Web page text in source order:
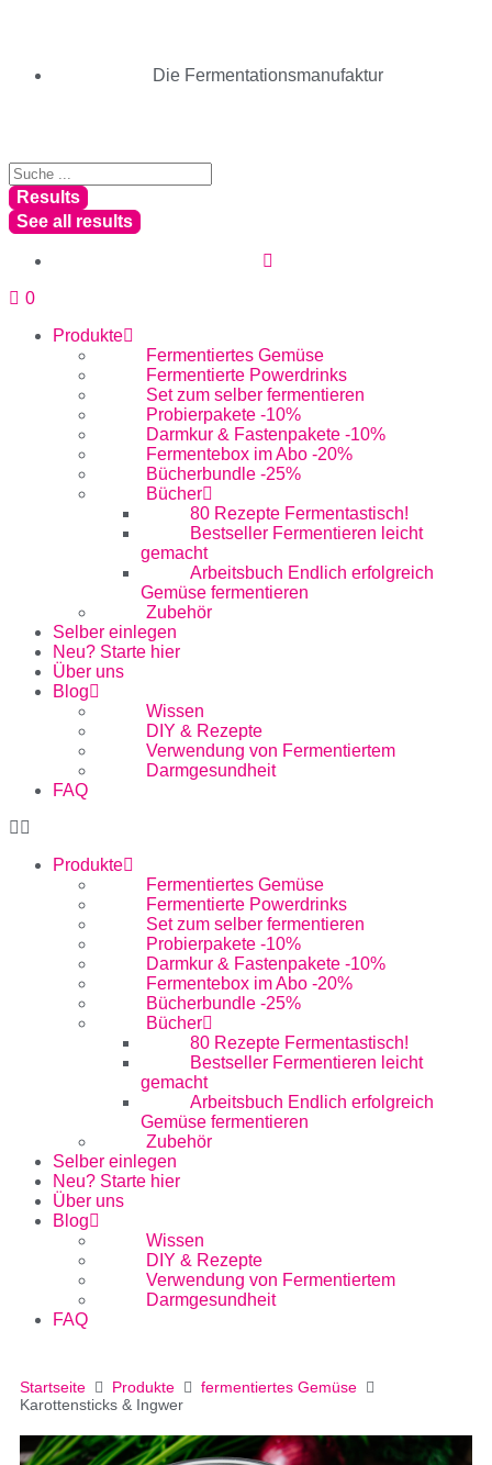
Die Fermentationsmanufaktur
Results
See all results
0
Produkte
Fermentiertes Gemüse
Fermentierte Powerdrinks
Set zum selber fermentieren
Probierpakete -10%
Darmkur & Fastenpakete -10%
Fermentebox im Abo -20%
Bücherbundle -25%
Bücher
80 Rezepte Fermentastisch!
Bestseller Fermentieren leicht
gemacht
Arbeitsbuch Endlich erfolgreich
Gemüse fermentieren
Zubehör
Selber einlegen
Neu? Starte hier
Über uns
Blog
Wissen
DIY & Rezepte
Verwendung von Fermentiertem
Darmgesundheit
FAQ
Produkte
Fermentiertes Gemüse
Fermentierte Powerdrinks
Set zum selber fermentieren
Probierpakete -10%
Darmkur & Fastenpakete -10%
Fermentebox im Abo -20%
Bücherbundle -25%
Bücher
80 Rezepte Fermentastisch!
Bestseller Fermentieren leicht
gemacht
Arbeitsbuch Endlich erfolgreich
Gemüse fermentieren
Zubehör
Selber einlegen
Neu? Starte hier
Über uns
Blog
Wissen
DIY & Rezepte
Verwendung von Fermentiertem
Darmgesundheit
FAQ
Startseite Produkte
fermentiertes Gemüse
Karottensticks & Ingwer